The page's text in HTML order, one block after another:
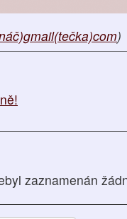
)
zaznamenán